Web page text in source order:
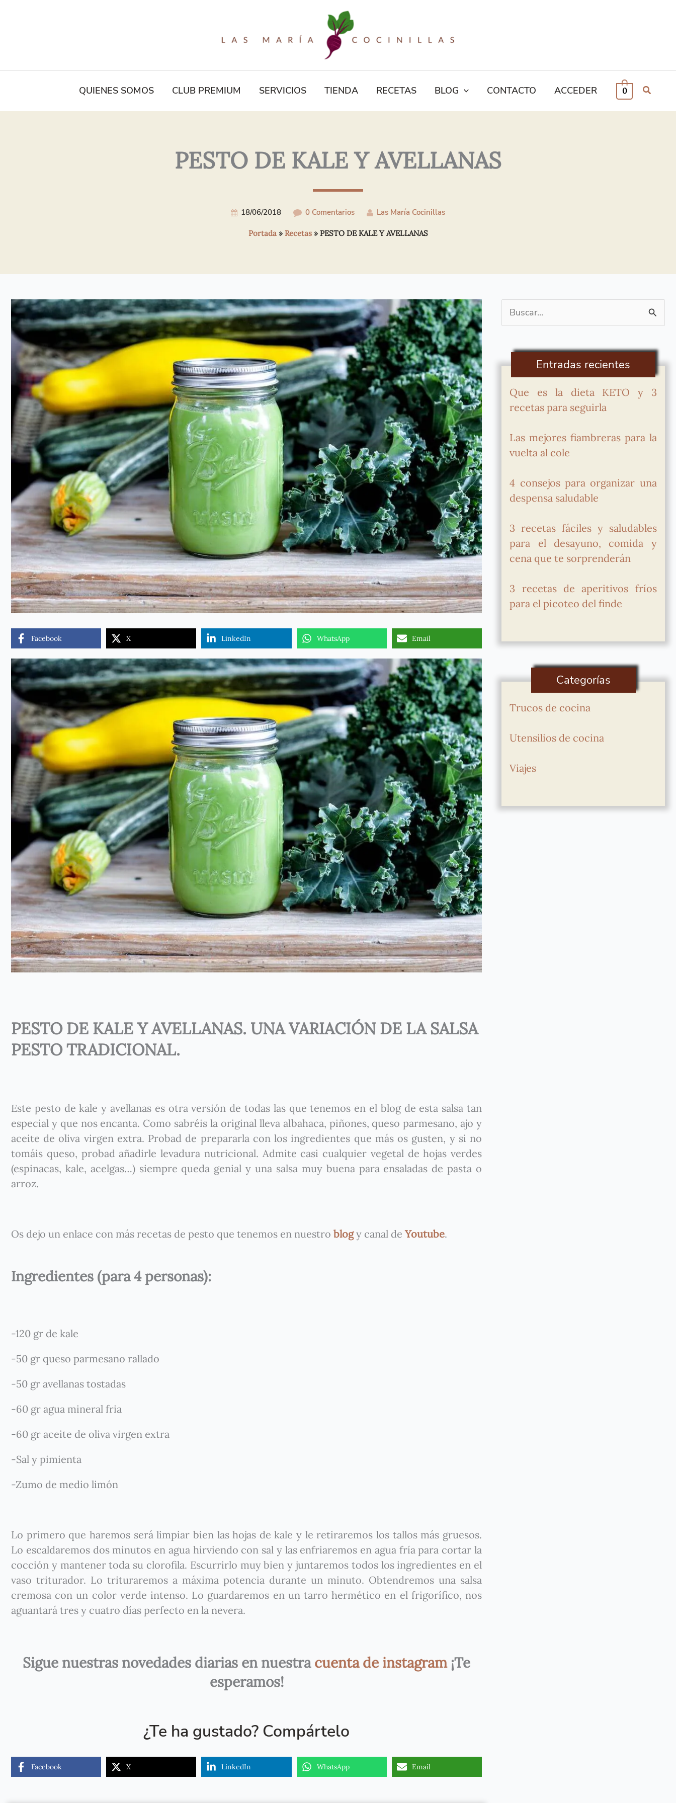
QUIENES SOMOS CLUB PREMIUM SERVICIOS TIENDA RECETAS BLOG CONTACTO ACCEDER 0
PESTO DE KALE Y AVELLANAS
18/06/2018 0 Comentarios Las María Cocinillas
Portada» Recetas» PESTO DE KALE Y AVELLANAS
Facebook X LinkedIn WhatsApp Email
PESTO DE KALE Y AVELLANAS. UNA VARIACIÓN DE LA SALSA
PESTO TRADICIONAL.
Este pesto de kale y avellanas es otra versión de todas las que tenemos en el blog de esta salsa tan
especial y que nos encanta. Como sabréis la original lleva albahaca, piñones, queso parmesano, ajo y
aceite de oliva virgen extra. Probad de prepararla con los ingredientes que más os gusten, y si no
tomáis queso, probad añadirle levadura nutricional. Admite casi cualquier vegetal de hojas verdes
(espinacas, kale, acelgas…) siempre queda genial y una salsa muy buena para ensaladas de pasta o
arroz.
Os dejo un enlace con más recetas de pesto que tenemos en nuestro blogy canal de Youtube.
Ingredientes (para 4 personas):
-120 gr de kale
-50 gr queso parmesano rallado
-50 gr avellanas tostadas
-60 gr agua mineral fria
-60 gr aceite de oliva virgen extra
-Sal y pimienta
-Zumo de medio limón
Lo primero que haremos será limpiar bien las hojas de kale y le retiraremos los tallos más gruesos.
Lo escaldaremos dos minutos en agua hirviendo con sal y las enfriaremos en agua fría para cortar la
cocción y mantener toda su clorofila. Escurrirlo muy bien y juntaremos todos los ingredientes en el
vaso triturador. Lo trituraremos a máxima potencia durante un minuto. Obtendremos una salsa
cremosa con un color verde intenso. Lo guardaremos en un tarro hermético en el frigorífico, nos
aguantará tres y cuatro días perfecto en la nevera.
Sigue nuestras novedades diarias en nuestracuenta de instagram¡Te
esperamos!
¿Te ha gustado? Compártelo
Facebook X LinkedIn WhatsApp Email
Electrónico*
Buscar
por:
Entradas recientes
Que es la dieta KETO y 3
recetas para seguirla
Las mejores fiambreras para la
vuelta al cole
4 consejos para organizar una
despensa saludable
3 recetas fáciles y saludables
para el desayuno, comida y
cena que te sorprenderán
3 recetas de aperitivos fríos
para el picoteo del finde
Categorías
Trucos de cocina
Utensilios de cocina
Viajes